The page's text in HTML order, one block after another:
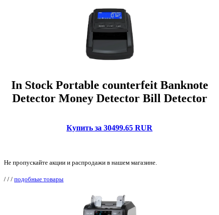
In Stock Portable counterfeit Banknote
Detector Money Detector Bill Detector
Купить за 30499.65 RUR
Не пропускайте акции и распродажи в нашем магазине.
/ / / подобные товары